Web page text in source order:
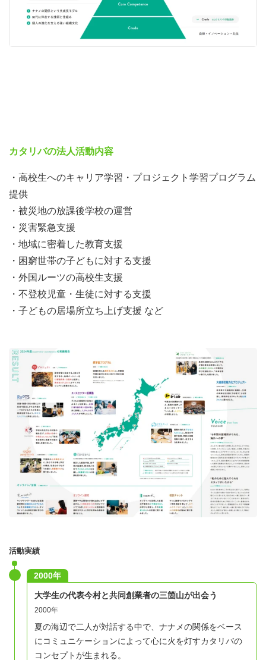
カタリバの法人活動内容
・高校生へのキャリア学習・プロジェクト学習プログラム
提供
・被災地の放課後学校の運営
・災害緊急支援
・地域に密着した教育支援
・困窮世帯の子どもに対する支援
・外国ルーツの高校生支援
・不登校児童・生徒に対する支援
・子どもの居場所立ち上げ支援 など
活動実績
2000年
大学生の代表今村と共同創業者の三箇山が出会う
2000年
夏の海辺で二人が対話する中で、ナナメの関係をベース
にコミュニケーションによって心に火を灯すカタリバの
コンセプトが生まれる。